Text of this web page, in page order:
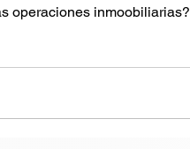
operaciones inmoobiliarias?